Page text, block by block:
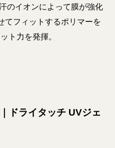
のイオンによって膜が強化
てフィットするポリマーを
ト力を発揮。
ドライタッチ UVジェ